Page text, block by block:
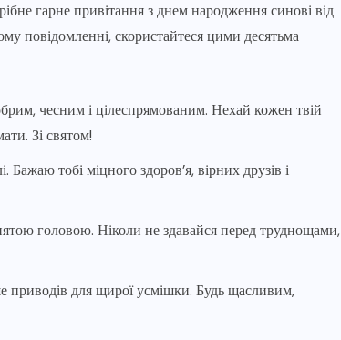
гарне привітання з днем народження синові від
повідомленні, скористайтеся цими десятьма
чесним і цілеспрямованим. Нехай кожен твій
Зі святом!
тобі міцного здоров’я, вірних друзів і
головою. Ніколи не здавайся перед труднощами,
приводів для щирої усмішки. Будь щасливим,